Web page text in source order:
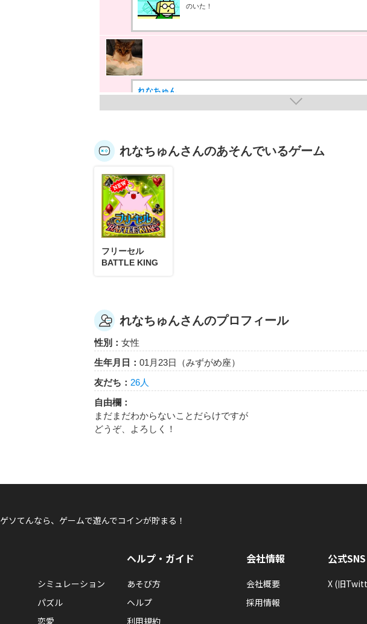
のいた！
れなちゅん
れなちゅんさんが「ミズプリンとレインボーボ
れなちゅん
れなちゅんさんが「ロボリバーシ初のランキ
入れた！
を手に入れた！
れなちゅん
れなちゅんさんが「ROBO SHOT!!スコア
ROBO SHOT!!のベストスコア10000達成でもらえるエネルギ
れなちゅんさんのあそんでいるゲーム
フリーセル
BATTLE KING
れなちゅんさんのプロフィール
性別： 女性
生年月日： 01月23日（みずがめ座）
友だち： 26人
自由欄：
まだまだわからないことだらけですが
どうぞ、よろしく！
ゲソてんなら、ゲームで遊んでコインが貯まる！
シミュレーション
パズル
恋愛
ヘルプ・ガイド
あそび方
ヘルプ
利用規約
会社情報
会社概要
採用情報
公式SNS
X (旧